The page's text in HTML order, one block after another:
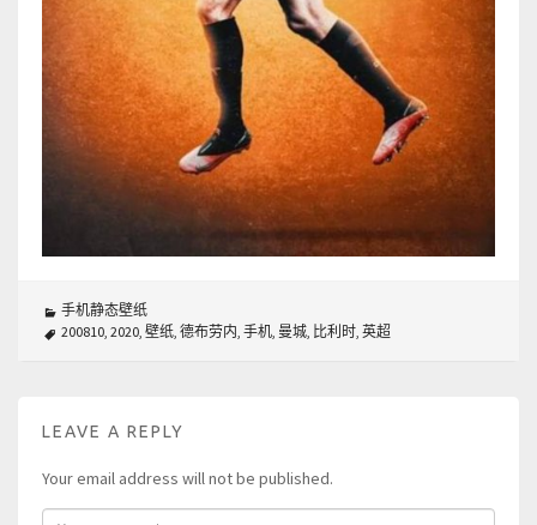
手机静态壁纸
200810, 2020, 壁纸, 德布劳内, 手机, 曼城, 比利时, 英超
LEAVE A REPLY
Your email address will not be published.